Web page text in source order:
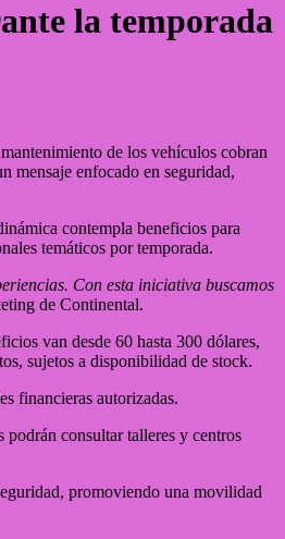
la temporada
de los vehículos cobran
mensaje enfocado en seguridad,
contempla beneficios para
temáticos por temporada.
Con esta iniciativa buscamos
de Continental.
van desde 60 hasta 300 dólares,
sujetos a disponibilidad de stock.
financieras autorizadas.
consultar talleres y centros
promoviendo una movilidad